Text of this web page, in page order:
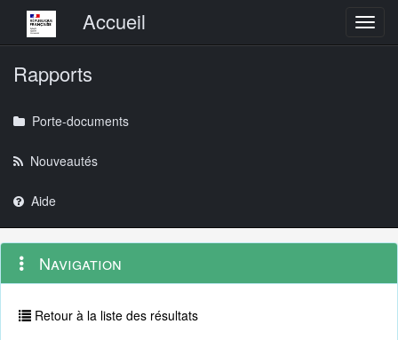
Menu principalAccueil
Rapports
Porte-documents
Nouveautés
Aide
Navigation
outils
Menu
contextuel
Navigation
Retour à la liste des résultats